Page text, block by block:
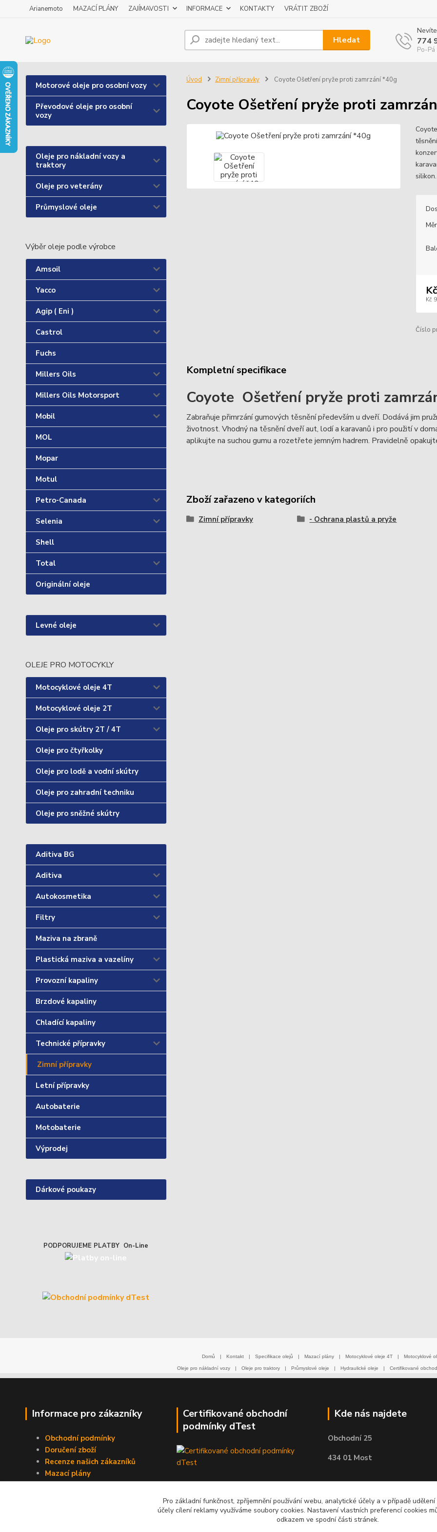
Arianemoto MAZACÍ PLÁNY ZAJÍMAVOSTI INFORMACE KONTAKTY VRÁTIT ZBOŽÍ
Hledat 774
Po-
Motorové oleje pro osobní vozy
Převodové oleje pro osobní
vozy
Oleje pro nákladní vozy a
traktory
Oleje pro veterány
Průmyslové oleje
Výběr oleje podle výrobce
Amsoil
Yacco
Agip ( Eni )
Castrol
Fuchs
Millers Oils
Millers Oils Motorsport
Mobil
MOL
Mopar
Motul
Petro-Canada
Selenia
Shell
Total
Originální oleje
Levné oleje
OLEJE PRO MOTOCYKLY
Motocyklové oleje 4T
Motocyklové oleje 2T
Oleje pro skútry 2T / 4T
Oleje pro čtyřkolky
Oleje pro lodě a vodní skútry
Oleje pro zahradní techniku
Oleje pro sněžné skútry
Aditiva BG
Aditiva
Autokosmetika
Filtry
Maziva na zbraně
Plastická maziva a vazelíny
Provozní kapaliny
Brzdové kapaliny
Chladící kapaliny
Technické přípravky
Zimní přípravky
Letní přípravky
Autobaterie
Motobaterie
Výprodej
Dárkové poukazy
PODPORUJEME PLATBY On-Line
Úvod Zimní přípravky Coyote Ošetření pryže proti zamrzání *40g
Coyote Ošetření pryže proti
Kč
Číslo
Kompletní specifikace
Coyote Ošetření pryže proti
Zabraňuje přimrzání gumových těsnění především u dveří. Dodává jim
životnost. Vhodný na těsnění dveří aut, lodí a karavanů i pro použití v
aplikujte na suchou gumu a rozetřete jemným hadrem. Pravidelně
Zboží zařazeno v kategoriích
Zimní přípravky - Ochrana plastů a pryže
Domů | Kontakt | Specifikace olejů | Mazací plány | Motocyklové oleje 4T | Motocyklové
Oleje pro nákladní vozy | Oleje pro traktory | Průmyslové oleje | Hydraulické oleje | Certifikované
Informace pro zákazníky
Obchodní podmínky
Doručení zboží
Recenze našich zákazníků
Mazací plány
Certifikované obchodní
podmínky dTest
Kde nás najdete
Obchodní 25
434 01 Most
Pro základní funkčnost, zpříjemnění používání webu, analytické účely a v případě
účely cílení reklamy využíváme soubory cookies. Nastavení vlastních preferencí cookies
odkazem ve spodní části stránek.